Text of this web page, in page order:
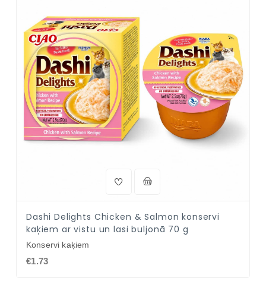
Dashi Delights Chicken & Salmon konservi
kaķiem ar vistu un lasi buljonā 70 g
Konservi kaķiem
€1.73